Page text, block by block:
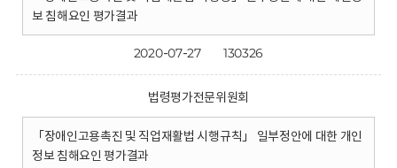
보 침해요인 평가결과
2020-07-27 130326
법령평가전문위원회
「장애인고용촉진 및 직업재활법 시행규칙」 일부정안에 대한 개인
정보 침해요인 평가결과